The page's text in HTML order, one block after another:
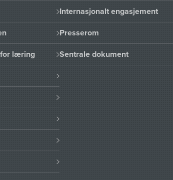
læring
Internasjonalt engasjement
Presserom
Sentrale dokument